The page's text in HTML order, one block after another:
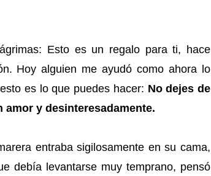
Esto es un regalo para ti, hace
Hoy alguien me ayudó como ahora lo
es lo que puedes hacer: No dejes de
y desinteresadamente.
entraba sigilosamente en su cama,
debía levantarse muy temprano, pensó